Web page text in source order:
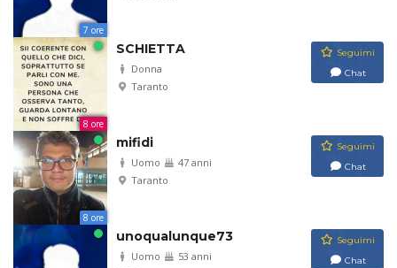
7 ore
8 ore
SCHIETTA
Donna
Taranto
Seguimi
Chat
8 ore
mifidi
Uomo
47 anni
Taranto
Seguimi
Chat
unoqualunque73
Uomo
53 anni
Seguimi
Chat